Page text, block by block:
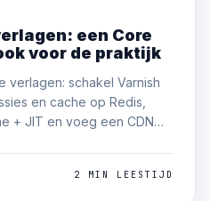
een Core
voor de praktijk
verlagen: schakel Varnish
en cache op Redis,
+ JIT en voeg een CDN
— los dat eerst op.
2 MIN LEESTIJD